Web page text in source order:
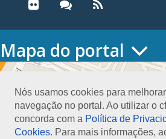
Nós usamos cookies para
navegação no portal. Ao utilizar o
concorda com a Política de
Cookies. Para mais informações,
Mapa do portal
HOME
Conselho Diretor
Nossa Sede
Planejamento
Organograma